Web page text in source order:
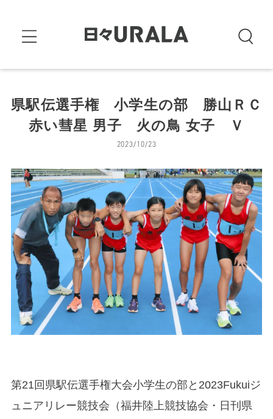
県駅伝選手権 小学生の部 勝山ＲＣ
赤い彗星 男子 火の鳥 女子 Ｖ
2023/10/23
第21回県駅伝選手権大会小学生の部と2023Fukuiジ
ュニアリレー競技会（福井陸上競技協会・日刊県